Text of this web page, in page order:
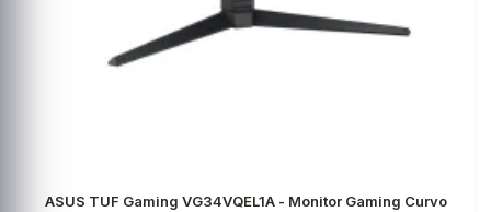
ASUS TUF Gaming VG34VQEL1A - Monitor Gaming Curvo